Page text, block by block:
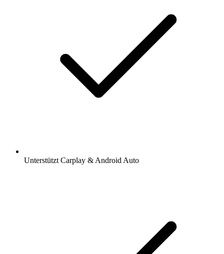
Unterstützt Carplay & Android Auto